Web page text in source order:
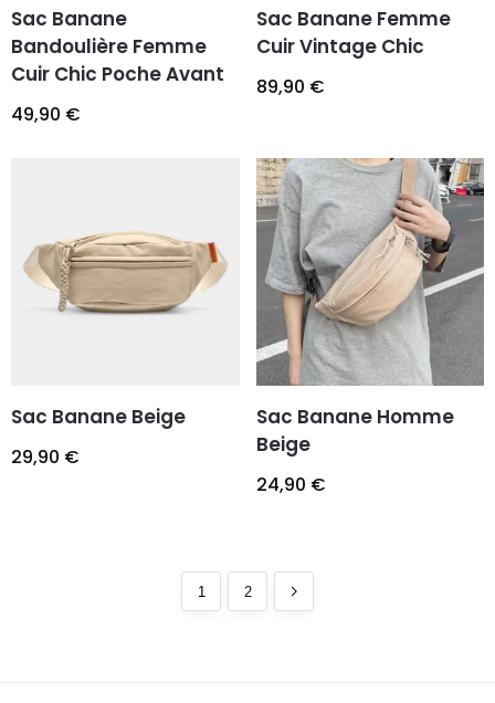
Sac Banane
Bandoulière Femme
Cuir Chic Poche Avant
49,90 €
Sac Banane Femme
Cuir Vintage Chic
89,90 €
Sac Banane Beige
29,90 €
Sac Banane Homme
Beige
24,90 €
1 2